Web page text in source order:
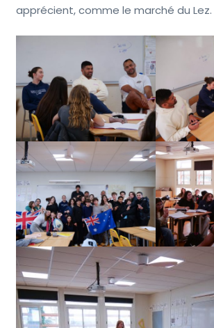
apprécient, comme le marché du Lez.